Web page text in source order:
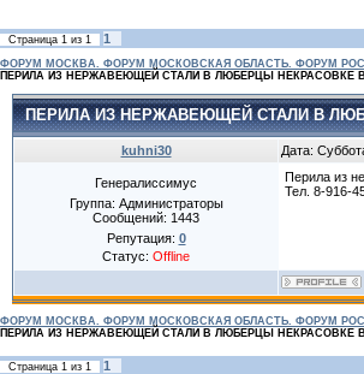
Страница 1 из 1 1
ФОРУМ МОСКВА. ФОРУМ МОСКОВСКАЯ ОБЛАСТЬ. ФОРУМ
ПЕРИЛА ИЗ НЕРЖАВЕЮЩЕЙ СТАЛИ В ЛЮБЕРЦЫ НЕКРАСОВКЕ
ПЕРИЛА ИЗ НЕРЖАВЕЮЩЕЙ СТАЛИ В
kuhni30 Дата:
Генералиссимус
Группа: Администраторы
Сообщений: 1443
Репутация: 0
Статус: Offline
Перила из
Тел. 8-916-
ФОРУМ МОСКВА. ФОРУМ МОСКОВСКАЯ ОБЛАСТЬ. ФОРУМ
ПЕРИЛА ИЗ НЕРЖАВЕЮЩЕЙ СТАЛИ В ЛЮБЕРЦЫ НЕКРАСОВКЕ
Страница 1 из 1 1